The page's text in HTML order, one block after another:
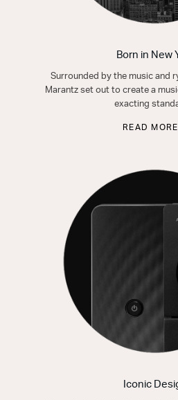
Born in New
Surrounded by the music and
Marantz set out to create a
exacting
READ MORE
Iconic